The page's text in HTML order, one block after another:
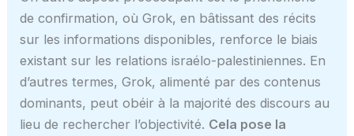
de confirmation, où Grok, en bâtissant des récits
sur les informations disponibles, renforce le biais
existant sur les relations israélo-palestiniennes. En
d’autres termes, Grok, alimenté par des contenus
dominants, peut obéir à la majorité des discours au
lieu de rechercher l’objectivité. Cela pose la